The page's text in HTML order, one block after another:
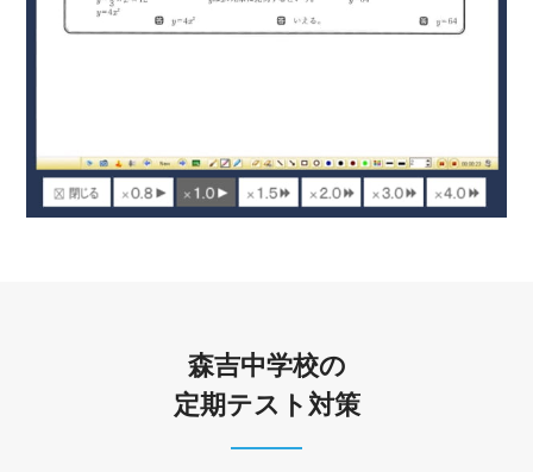
森吉中学校の
定期テスト対策